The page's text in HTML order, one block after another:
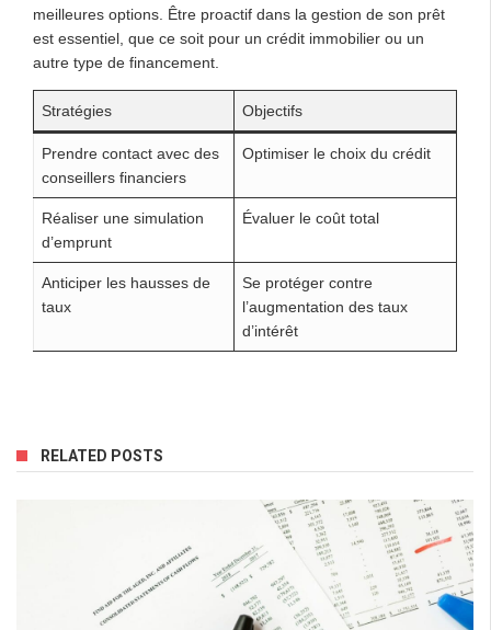
meilleures options. Être proactif dans la gestion de son prêt
est essentiel, que ce soit pour un crédit immobilier ou un
autre type de financement.
Stratégies Objectifs
Prendre contact avec des
conseillers financiers
Optimiser le choix du crédit
Réaliser une simulation
d’emprunt
Évaluer le coût total
Anticiper les hausses de
taux
Se protéger contre
l’augmentation des taux
d’intérêt
RELATED POSTS